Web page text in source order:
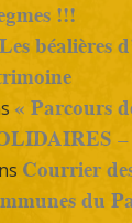
!!!
Les béalières
« Parcours
Courrier
du